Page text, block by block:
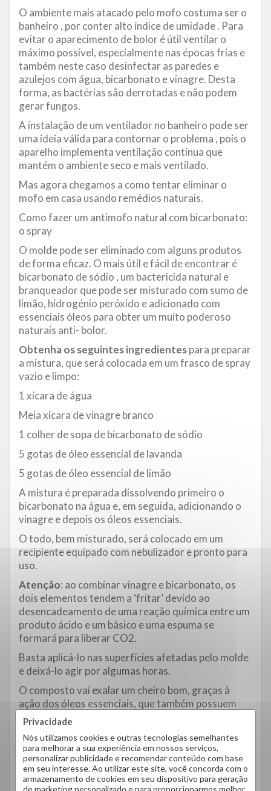
Privacidade
Nós utilizamos cookies e outras tecnologias semelhantes
para melhorar a sua experiência em nossos serviços,
personalizar publicidade e recomendar conteúdo com base
em seu interesse. Ao utilizar este site, você concorda com o
armazenamento de cookies em seu dispositivo para geração
de marketing personalizado e para proporcionarmos melhor
O ambiente mais atacado pelo mofo costuma ser o
banheiro , por conter alto índice de umidade . Para
evitar o aparecimento de bolor é útil ventilar o
máximo possível, especialmente nas épocas frias e
também neste caso desinfectar as paredes e
azulejos com água, bicarbonato e vinagre. Desta
forma, as bactérias são derrotadas e não podem
gerar fungos.
A instalação de um ventilador no banheiro pode ser
uma ideia válida para contornar o problema , pois o
aparelho implementa ventilação contínua que
mantém o ambiente seco e mais ventilado.
Mas agora chegamos a como tentar eliminar o
mofo em casa usando remédios naturais.
Como fazer um antimofo natural com bicarbonato:
o spray
O molde pode ser eliminado com alguns produtos
de forma eficaz. O mais útil e fácil de encontrar é
bicarbonato de sódio , um bactericida natural e
branqueador que pode ser misturado com sumo de
limão, hidrogénio peróxido e adicionado com
essenciais óleos para obter um muito poderoso
naturais anti- bolor.
Obtenha os seguintes ingredientespara preparar
a mistura, que será colocada em um frasco de spray
vazio e limpo:
1 xícara de água
Meia xícara de vinagre branco
1 colher de sopa de bicarbonato de sódio
5 gotas de óleo essencial de lavanda
5 gotas de óleo essencial de limão
A mistura é preparada dissolvendo primeiro o
bicarbonato na água e, em seguida, adicionando o
vinagre e depois os óleos essenciais.
O todo, bem misturado, será colocado em um
recipiente equipado com nebulizador e pronto para
uso.
Atenção: ao combinar vinagre e bicarbonato, os
dois elementos tendem a ‘fritar’ devido ao
desencadeamento de uma reação química entre um
produto ácido e um básico e uma espuma se
formará para liberar CO2.
Basta aplicá-lo nas superfícies afetadas pelo molde
e deixá-lo agir por algumas horas.
O composto vai exalar um cheiro bom, graças à
ação dos óleos essenciais, que também possuem
propriedades antimicrobianas e neutralizam a
importante ação clareadora.
Essa solução amolece a camada de molde e
favorece seu desprendimento, para que possa ser